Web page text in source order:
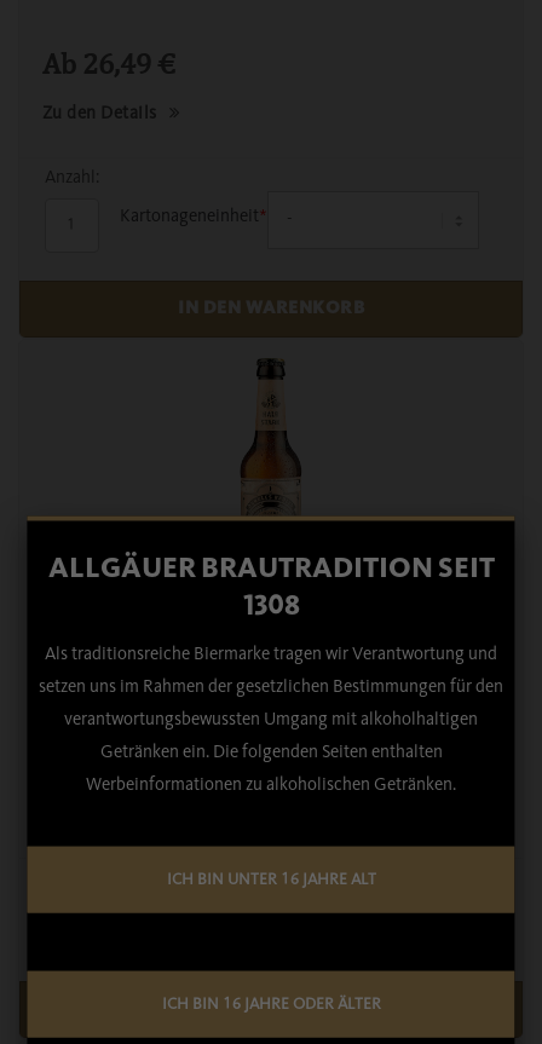
ALLGÄUER BRAUTRADITION SEIT
1308
Als traditionsreiche Biermarke tragen wir Verantwortung und
setzen uns im Rahmen der gesetzlichen Bestimmungen für den
verantwortungsbewussten Umgang mit alkoholhaltigen
Getränken ein. Die folgenden Seiten enthalten
Werbeinformationen zu alkoholischen Getränken.
ICH BIN UNTER 16 JAHRE ALT
ICH BIN 16 JAHRE ODER ÄLTER
Ab 26,49 €
Zu den Details
Kartonageneinheit *
Anzahl:
DUNKLES RADLER »HALBSTARK« 0,33 L
22,59€
Kartonageneinheit*